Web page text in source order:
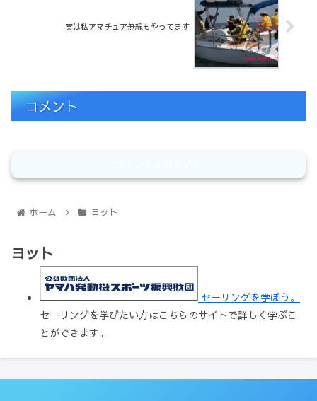
実は私アマチュア無線もやってます
コメント
ホーム ヨット
ヨット
セーリングを学ぼう。
セーリングを学びたい方はこちらのサイトで詳しく学ぶこ
とができます。